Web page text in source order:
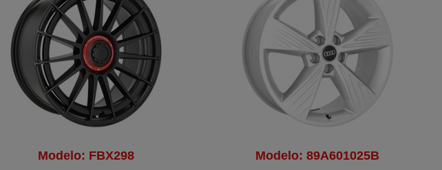
Modelo: FBX298 Modelo: 89A601025B